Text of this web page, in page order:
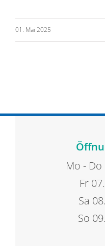
01. Mai 2025
Mo - Do
Fr
Sa
So